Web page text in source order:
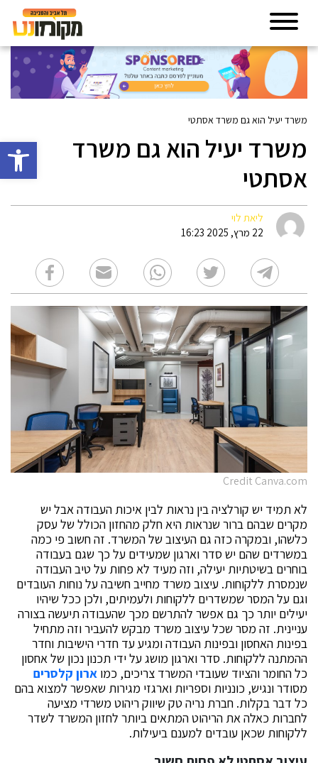
פתח
משרד יעיל הוא גם משרד אסתטי
משרד יעיל הוא גם משרד
אסתטי
ליאת לוי
22 מרץ, 2025 16:23
Credit Canva.com
לא תמיד יש קורלציה בין נראות לבין איכות העבודה אבל יש
מקרים שבהם ברור שנראות היא חלק מהחזון הכולל של עסק
כלשהו, ובמקרה כזה גם העיצוב של המשרד. זה חשוב פי כמה
במשרדים שהם יש סדר וארגון שמעידים על כך שגם בעבודה
בוחרים בשיטתיות יעילה, וזה מעיד לא פחות על טיב העבודה
שנמסרת ללקוחות. עיצוב משרד מחייב חשיבה על נוחות העובדים
וגם על המסר שמשדרים ללקוחות ולעמיתים, ולכן ככל שיהיו
יעילים יותר כך גם אפשר להתרשם מכך שהעבודה תיעשה בצורה
עניינית. זה מסר שכל עיצוב משרד מבקש להעביר וזה מתחיל
בפינות האחסון ובפינות העבודה ומגיע עד חדרי הישיבות וחדר
ההמתנה ללקוחות. סדר וארגון מושג על ידי תכנון נכון של אחסון
כל החומר והציוד שעובדי המשרד צריכים, כמו ארון קלסרים
מסודר ונגיש, כונניות וספריות וארגזי מגירות שאפשר למצוא בהם
כל דבר בקלות. חברת נריה טק שיווק ריהוט משרדי מציעה
לחברות כאלה את הריהוט המתאים ביותר לחזון המשרד לשדר
ללקוחות שכאן עובדים למענם ביעילות.